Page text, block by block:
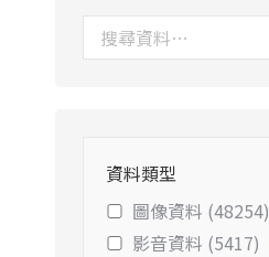
資料類型
圖像資料 (48254)
影音資料 (5417)